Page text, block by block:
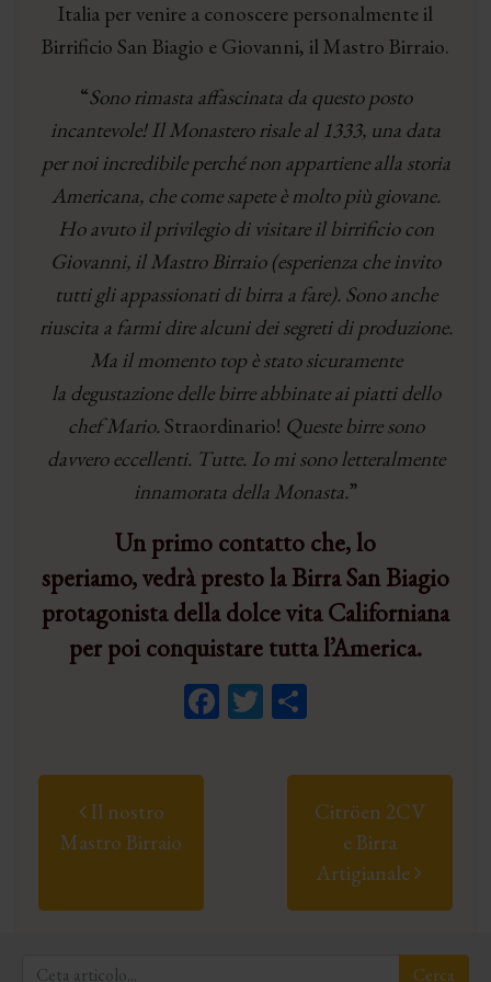
Italia per venire a conoscere personalmente il
Birrificio San Biagio e Giovanni, il Mastro Birraio.
“Sono rimasta affascinata da questo posto
incantevole! Il Monastero risale al 1333, una data
per noi incredibile perché non appartiene alla storia
Americana, che come sapete è molto più giovane.
Ho avuto il privilegio di visitare il birrificio con
Giovanni, il Mastro Birraio (esperienza che invito
tutti gli appassionati di birra a fare). Sono anche
riuscita a farmi dire alcuni dei segreti di produzione.
Ma il momento top è stato sicuramente
la degustazione delle birre abbinate ai piatti dello
chef Mario. Straordinario! Queste birre sono
davvero eccellenti. Tutte. Io mi sono letteralmente
innamorata della Monasta.”
Un primo contatto che, lo
speriamo, vedrà presto la Birra San Biagio
protagonista della dolce vita Californiana
per poi conquistare tutta l’America.
Facebook
Twitter
Il nostro
Mastro Birraio
Citröen 2CV
e Birra
Artigianale